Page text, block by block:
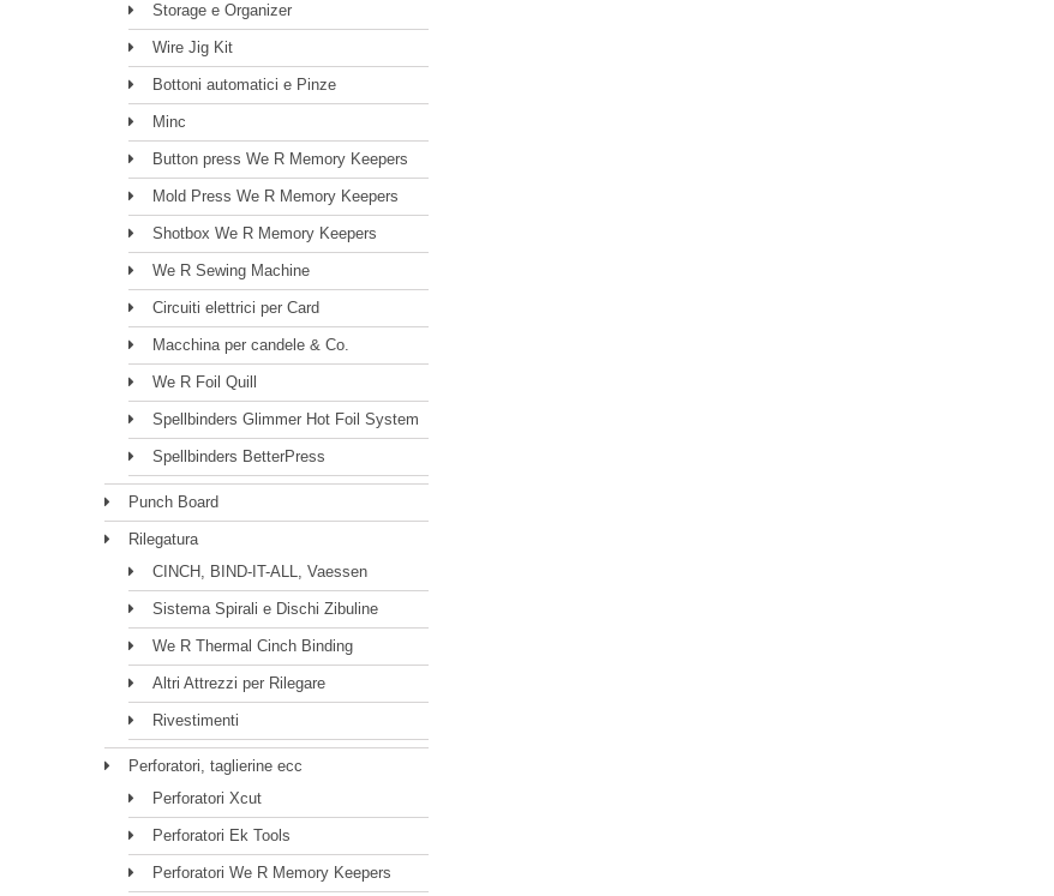
Storage e Organizer
Wire Jig Kit
Bottoni automatici e Pinze
Minc
Button press We R Memory Keepers
Mold Press We R Memory Keepers
Shotbox We R Memory Keepers
We R Sewing Machine
Circuiti elettrici per Card
Macchina per candele & Co.
We R Foil Quill
Spellbinders Glimmer Hot Foil System
Spellbinders BetterPress
Punch Board
Rilegatura
CINCH, BIND-IT-ALL, Vaessen
Sistema Spirali e Dischi Zibuline
We R Thermal Cinch Binding
Altri Attrezzi per Rilegare
Rivestimenti
Perforatori, taglierine ecc
Perforatori Xcut
Perforatori Ek Tools
Perforatori We R Memory Keepers